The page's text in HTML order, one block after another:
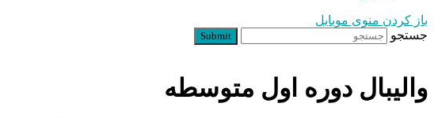
باز کردن منوی موبایل
جستجو
Submit
والیبال دوره اول متوسطه